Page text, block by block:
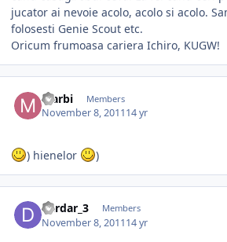
jucator ai nevoie acolo, acolo si acolo.
folosesti Genie Scout etc.
Oricum frumoasa cariera Ichiro, KUGW!
Marbi Members
November 8, 201114 yr
) hienelor )
dardar_3 Members
November 8, 201114 yr